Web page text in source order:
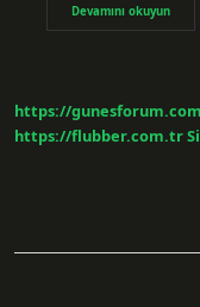
Devamını okuyunKaç
Günde
https://gunesforum.com
https://flubber.com.tr